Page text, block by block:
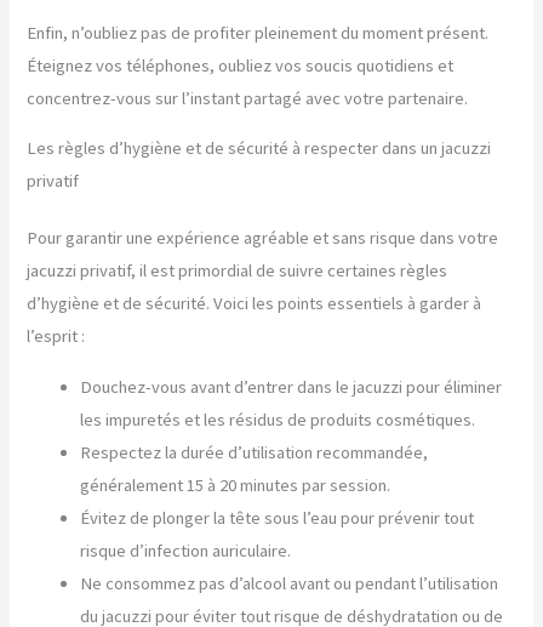
Enfin, n’oubliez pas de profiter pleinement du moment présent.
Éteignez vos téléphones, oubliez vos soucis quotidiens et
concentrez-vous sur l’instant partagé avec votre partenaire.
Les règles d’hygiène et de sécurité à respecter dans un jacuzzi
privatif
Pour garantir une expérience agréable et sans risque dans votre
jacuzzi privatif, il est primordial de suivre certaines règles
d’hygiène et de sécurité. Voici les points essentiels à garder à
l’esprit :
Douchez-vous avant d’entrer dans le jacuzzi pour éliminer
les impuretés et les résidus de produits cosmétiques.
Respectez la durée d’utilisation recommandée,
généralement 15 à 20 minutes par session.
Évitez de plonger la tête sous l’eau pour prévenir tout
risque d’infection auriculaire.
Ne consommez pas d’alcool avant ou pendant l’utilisation
du jacuzzi pour éviter tout risque de déshydratation ou de